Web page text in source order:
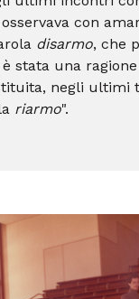
con
disarmo, che
stata una
negli ultimi
riarmo".